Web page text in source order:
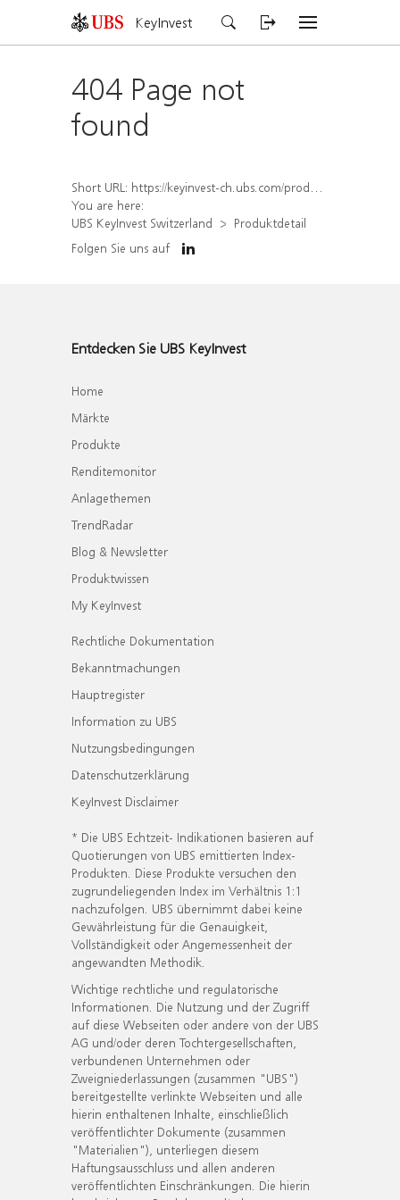
KeyInvest
404 Page not
found
Short URL: https://keyinvest-ch.ubs.com/produkt/detail/index/isin/CH1574365990
You are here:
UBS KeyInvest Switzerland
Produktdetail
Folgen Sie uns auf
Entdecken Sie UBS KeyInvest
Home
Märkte
Produkte
Renditemonitor
Anlagethemen
TrendRadar
Blog & Newsletter
Produktwissen
My KeyInvest
Rechtliche Dokumentation
Bekanntmachungen
Hauptregister
Information zu UBS
Nutzungsbedingungen
Datenschutzerklärung
KeyInvest Disclaimer
* Die UBS Echtzeit- Indikationen basieren auf
Quotierungen von UBS emittierten Index-
Produkten. Diese Produkte versuchen den
zugrundeliegenden Index im Verhältnis 1:1
nachzufolgen. UBS übernimmt dabei keine
Gewährleistung für die Genauigkeit,
Vollständigkeit oder Angemessenheit der
angewandten Methodik.
Wichtige rechtliche und regulatorische
Informationen. Die Nutzung und der Zugriff
auf diese Webseiten oder andere von der UBS
AG und/oder deren Tochtergesellschaften,
verbundenen Unternehmen oder
Zweigniederlassungen (zusammen "UBS")
bereitgestellte verlinkte Webseiten und alle
hierin enthaltenen Inhalte, einschließlich
veröffentlichter Dokumente (zusammen
"Materialien"), unterliegen diesem
Haftungsausschluss und allen anderen
veröffentlichten Einschränkungen. Die hierin